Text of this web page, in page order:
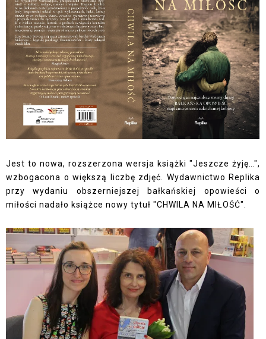
Jest to nowa, rozszerzona wersja książki "Jeszcze żyję…",
wzbogacona o większą liczbę zdjęć. Wydawnictwo Replika
przy wydaniu obszerniejszej bałkańskiej opowieści o
miłości nadało książce nowy tytuł "CHWILA NA MIŁOŚĆ".